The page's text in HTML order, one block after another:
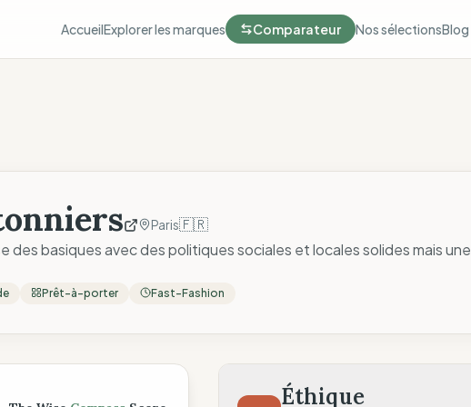
AccueilExplorer les marques Comparateur Nos sélectionsBlog
Paris🇫🇷
basiques avec des politiques sociales et locales solides mais une
Prêt-à-porter Fast-Fashion
Éthique